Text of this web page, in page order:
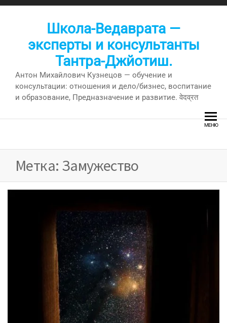
Перейти
Школа-Ведаврата —
эксперты и консультанты
Тантра-Джйотиш.
Антон Михайлович Кузнецов — обучение и
консультации: отношения и дело/бизнес, воспитание
и образование, Предназначение и развитие. वेदव्रत
МЕНЮ
Метка: Замужество